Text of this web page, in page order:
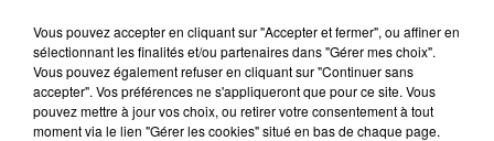
Vous pouvez accepter en cliquant sur "Accepter et fermer", ou affiner en
sélectionnant les finalités et/ou partenaires dans "Gérer mes choix".
Vous pouvez également refuser en cliquant sur "Continuer sans
accepter". Vos préférences ne s'appliqueront que pour ce site. Vous
pouvez mettre à jour vos choix, ou retirer votre consentement à tout
moment via le lien "Gérer les cookies" situé en bas de chaque page.